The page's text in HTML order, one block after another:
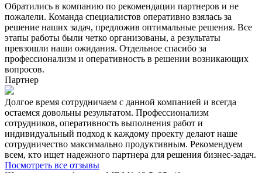
Обратились в компанию по рекомендации партнеров и не
пожалели. Команда специалистов оперативно взялась за
решение наших задач, предложив оптимальные решения. Все
этапы работы были четко организованы, а результаты
превзошли наши ожидания. Отдельное спасибо за
профессионализм и оперативность в решении возникающих
вопросов.
Партнер
Долгое время сотрудничаем с данной компанией и всегда
остаемся довольны результатом. Профессионализм
сотрудников, оперативность выполнения работ и
индивидуальный подход к каждому проекту делают наше
сотрудничество максимально продуктивным. Рекомендуем
всем, кто ищет надежного партнера для решения бизнес-задач.
Посмотреть все отзывы